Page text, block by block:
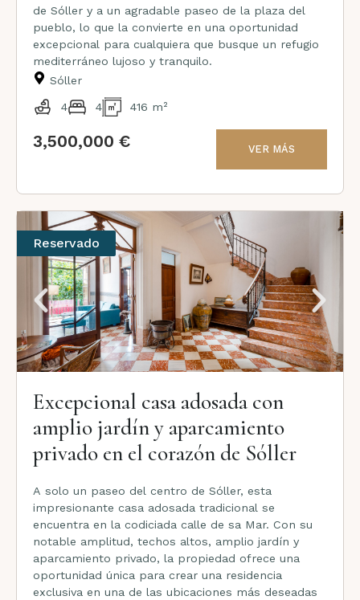
de Sóller y a un agradable paseo de la plaza del
pueblo, lo que la convierte en una oportunidad
excepcional para cualquiera que busque un refugio
mediterráneo lujoso y tranquilo.
Sóller
4 4 416 m²
3,500,000 € VER MÁS
Reservado
Excepcional casa adosada con
amplio jardín y aparcamiento
privado en el corazón de Sóller
A solo un paseo del centro de Sóller, esta
impresionante casa adosada tradicional se
encuentra en la codiciada calle de sa Mar. Con su
notable amplitud, techos altos, amplio jardín y
aparcamiento privado, la propiedad ofrece una
oportunidad única para crear una residencia
exclusiva en una de las ubicaciones más deseadas